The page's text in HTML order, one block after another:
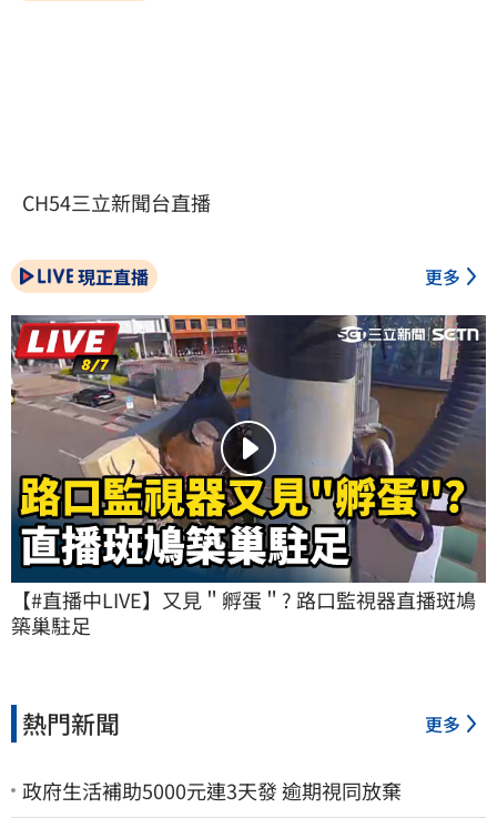
CH54三立新聞台直播
現正直播 更多
【#直播中LIVE】又見＂孵蛋＂? 路口監視器直播斑鳩
築巢駐足
熱門新聞 更多
政府生活補助5000元連3天發 逾期視同放棄